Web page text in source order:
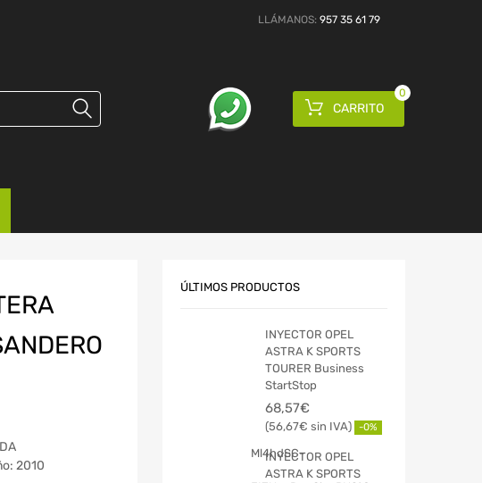
LLÁMANOS: 957 35 61 79
CARRITO
0
2010
ÚLTIMOS PRODUCTOS
INYECTOR OPEL
ASTRA K SPORTS
TOURER Business
StartStop
68,57€
56,67€ -0%
INYECTOR OPEL
ASTRA K SPORTS